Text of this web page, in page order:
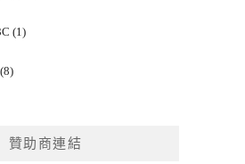
(1)
贊助商連結